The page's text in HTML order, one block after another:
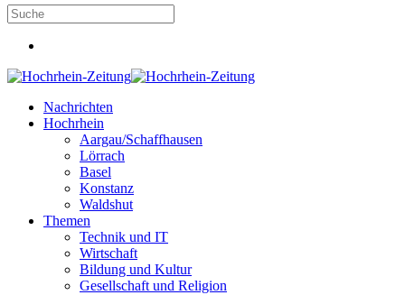
Nachrichten
Hochrhein
Aargau/Schaffhausen
Lörrach
Basel
Konstanz
Waldshut
Themen
Technik und IT
Wirtschaft
Bildung und Kultur
Gesellschaft und Religion